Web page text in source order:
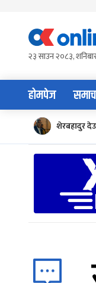
content२३ साउन २०८३,
होमपेज
शेरबहादुर